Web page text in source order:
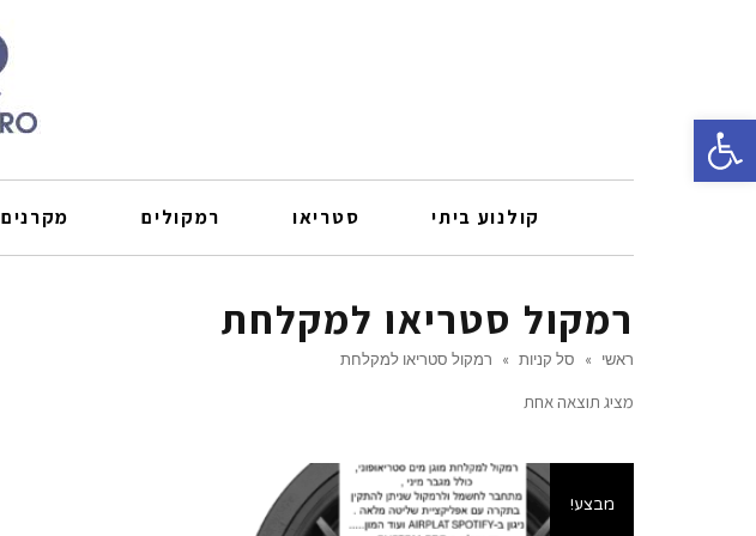
קולנוע ביתי סטריאו רמקולים מקרנים
רמקול סטריאו למקלחת
ראשי » סל קניות » רמקול סטריאו למקלחת
מציג תוצאה אחת
מבצע!
פתח סרגל נגישות